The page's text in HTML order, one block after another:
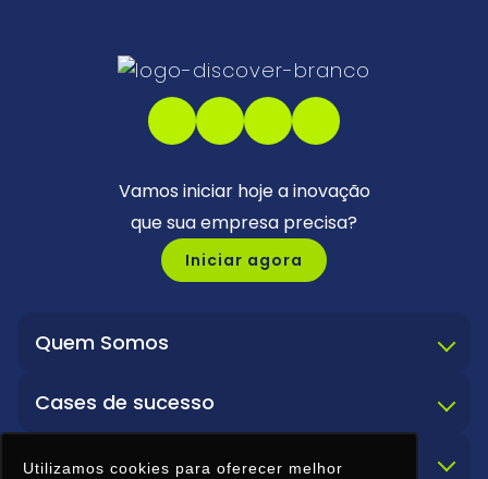
Utilizamos cookies para oferecer melhor
Vamos iniciar hoje a inovação
que sua empresa precisa?
Iniciar agora
Quem Somos
Cases de sucesso
Soluções